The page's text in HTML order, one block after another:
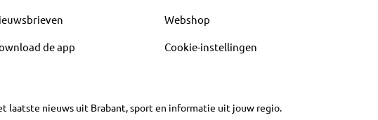
de app
Webshop
Cookie-instellingen
laatste nieuws uit Brabant, sport en informatie uit jouw regio.